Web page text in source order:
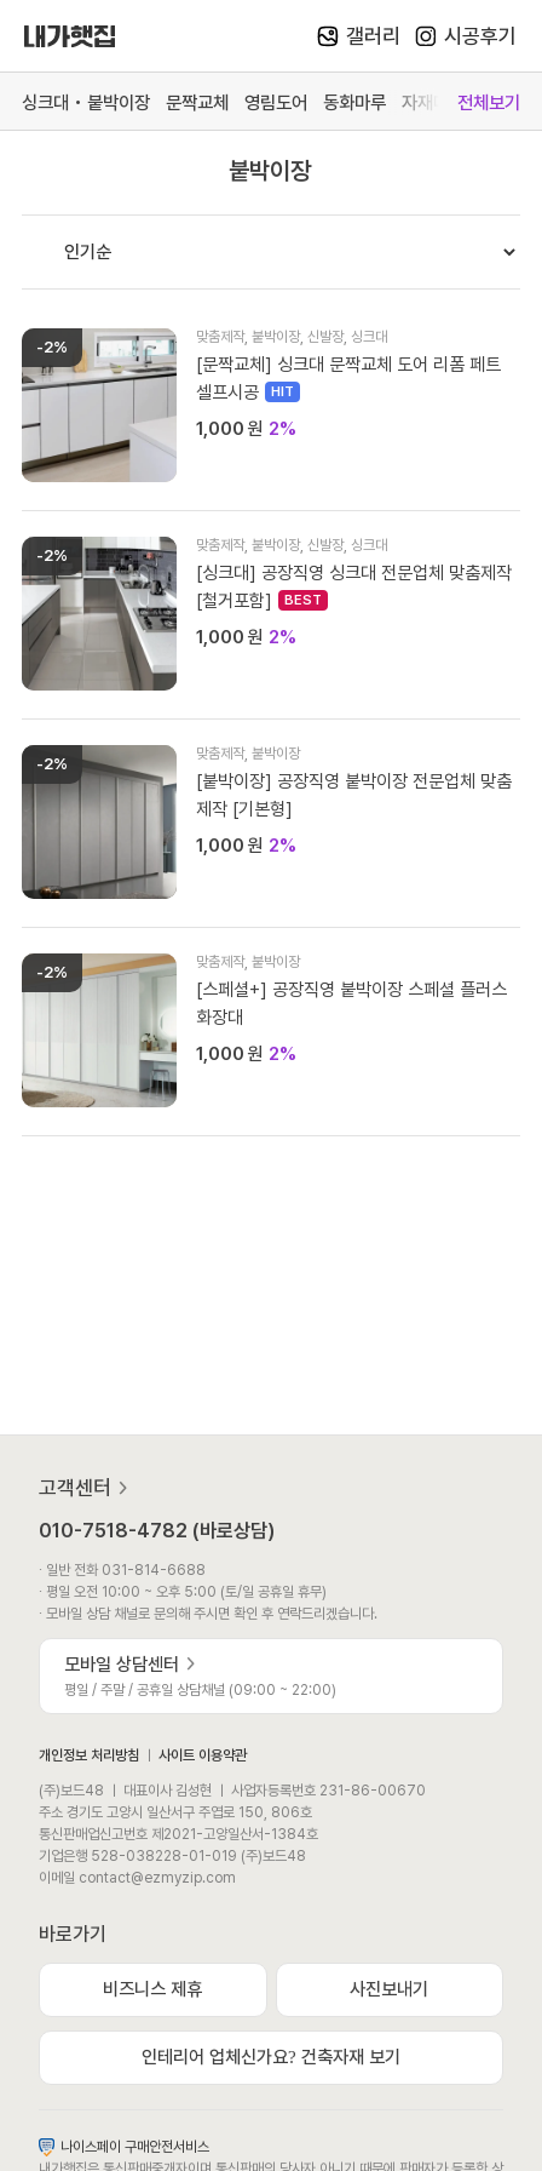
싱크대 • 붙박이장 문짝교체 영림도어 동화마루 자재매장전체보기
Skip
붙박이장
-2%
맞춤제작,붙박이장,신발장, 싱크대
[문짝교체] 싱크대 문짝교체 도어 리폼 페트
셀프시공
1,000 원 2%
-2%
맞춤제작,붙박이장,신발장, 싱크대
[싱크대] 공장직영 싱크대 전문업체 맞춤제작
[철거포함]
1,000 원 2%
-2%
맞춤제작,붙박이장
[붙박이장] 공장직영 붙박이장 전문업체 맞춤
제작 [기본형]
1,000 원 2%
-2%
맞춤제작,붙박이장
[스페셜+] 공장직영 붙박이장 스페셜 플러스
화장대
1,000 원 2%
고객센터
010-7518-4782 (바로상담)
∙ 일반 전화 031-814-6688
∙ 평일 오전 10:00 ~ 오후 5:00 (토/일 공휴일 휴무)
∙ 모바일 상담 채널로 문의해 주시면 확인 후 연락드리겠습니다.
모바일 상담센터
평일 / 주말 / 공휴일 상담채널 (09:00 ~ 22:00)
개인정보 처리방침 ㅣ 사이트 이용약관
(주)보드48 ㅣ 대표이사 김성현 ㅣ 사업자등록번호 231-86-00670
주소 경기도 고양시 일산서구 주엽로 150, 806호
통신판매업신고번호 제2021-고양일산서-1384호
기업은행 528-038228-01-019 (주)보드48
이메일 contact@ezmyzip.com
바로가기
비즈니스 제휴 사진보내기
인테리어 업체신가요? 건축자재 보기
나이스페이 구매안전서비스
갤러리 시공후기
싱크대
붙박이장
바스 화장실
영림 방문
예림 방문 (문의)
동화 강화마루
한솔 마루 (문의)
목재
스페이
# 색상샘플 / 싱크대 # 색상샘플 / 영림
모바일 상담채널
평일 / 주말 / 공휴일 상담채널 (09:00 ~ 22:00)